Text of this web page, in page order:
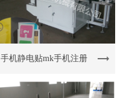
手机静电贴mk手机注册